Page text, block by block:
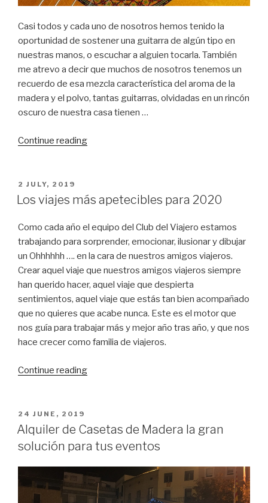
Casi todos y cada uno de nosotros hemos tenido la
oportunidad de sostener una guitarra de algún tipo en
nuestras manos, o escuchar a alguien tocarla. También
me atrevo a decir que muchos de nosotros tenemos un
recuerdo de esa mezcla característica del aroma de la
madera y el polvo, tantas guitarras, olvidadas en un rincón
oscuro de nuestra casa tienen …
Continue reading“¿Construirse
POSTED
ON
2 JULY, 2019
Los viajes más apetecibles para 2020
Como cada año el equipo del Club del Viajero estamos
trabajando para sorprender, emocionar, ilusionar y dibujar
un Ohhhhhh …. en la cara de nuestros amigos viajeros.
Crear aquel viaje que nuestros amigos viajeros siempre
han querido hacer, aquel viaje que despierta
sentimientos, aquel viaje que estás tan bien acompañado
que no quieres que acabe nunca. Este es el motor que
nos guía para trabajar más y mejor año tras año, y que nos
hace crecer como familia de viajeros.
Continue reading“Los
para
2020”
POSTED
ON
24 JUNE, 2019
Alquiler de Casetas de Madera la gran
solución para tus eventos